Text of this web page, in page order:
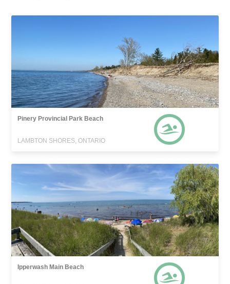
Pinery Provincial Park Beach
LAMBTON SHORES, ONTARIO
Ipperwash Main Beach